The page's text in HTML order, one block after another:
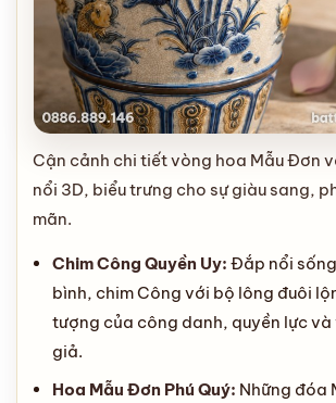
Cận cảnh chi tiết vòng hoa Mẫu Đơn
nổi 3D, biểu trưng cho sự giàu sang,
mãn.
Chim Công Quyền Uy: Đắp nổi
bình, chim Công với bộ lông đuôi
tượng của công danh, quyền lực và
giả.
Hoa Mẫu Đơn Phú Quý: Những đóa